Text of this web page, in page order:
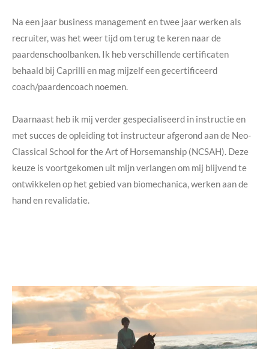
Na een jaar business management en twee jaar werken als
recruiter, was het weer tijd om terug te keren naar de
paardenschoolbanken. Ik heb verschillende certificaten
behaald bij Caprilli en mag mijzelf een gecertificeerd
coach/paardencoach noemen.
Daarnaast heb ik mij verder gespecialiseerd in instructie en
met succes de opleiding tot instructeur afgerond aan de Neo-
Classical School for the Art of Horsemanship (NCSAH). Deze
keuze is voortgekomen uit mijn verlangen om mij blijvend te
ontwikkelen op het gebied van biomechanica, werken aan de
hand en revalidatie.